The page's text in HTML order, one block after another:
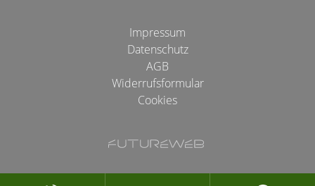
Impressum
Datenschutz
AGB
Widerrufsformular
Cookies